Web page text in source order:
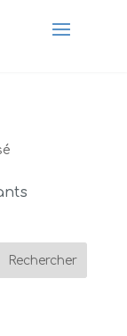
Rechercher